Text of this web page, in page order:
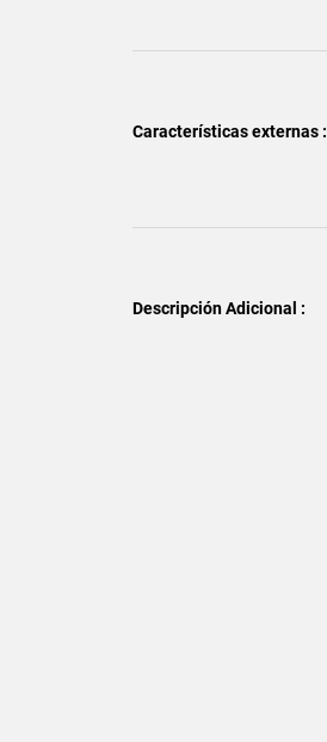
Características externas :
Descripción Adicional :